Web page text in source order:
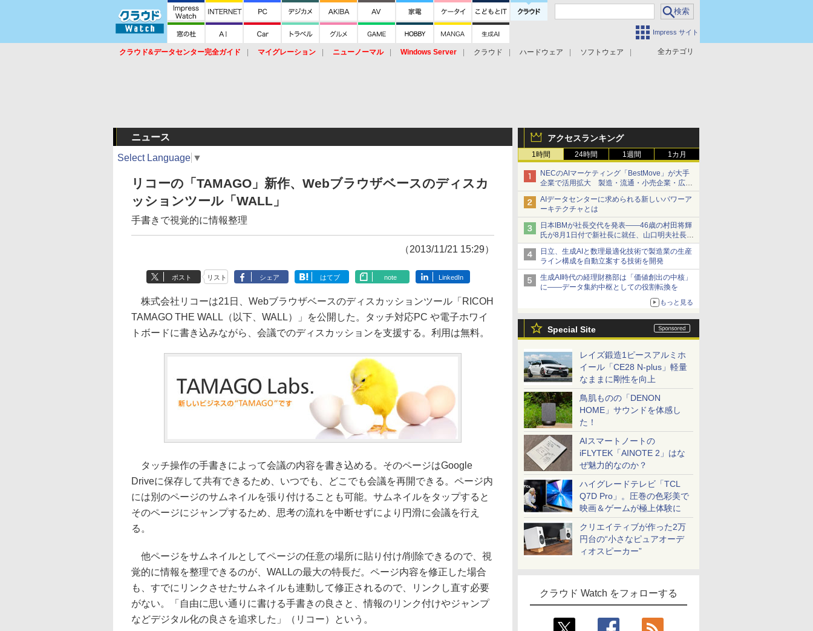
Impress サイト
全カテゴリ
クラウド&データセンター完全ガイド マイグレーション ニューノーマル Windows Server クラウド ハードウェア
ソフトウェア
アクセスランキング
1時間 24時間 1週間 1カ月
NECのAIマーケティング「BestMove」が大手
企業で活用拡大 製造・流通・小売企業・広告
代理店などが実装フェーズへ
AIデータセンターに求められる新しいパワーア
ーキテクチャとは
日本IBMが社長交代を発表――46歳の村田将輝
氏が8月1日付で新社長に就任、山口明夫社長は
会長へ
日立、生成AIと数理最適化技術で製造業の生産
ライン構成を自動立案する技術を開発
生成AI時代の経理財務部は「価値創出の中核」
に――データ集約中枢としての役割転換を
もっと見る
Special Site
レイズ鍛造1ピースアルミホ
イール「CE28 N-plus」軽量
なままに剛性を向上
鳥肌ものの「DENON
HOME」サウンドを体感し
た！
AIスマートノートの
iFLYTEK「AINOTE 2」はな
ぜ魅力的なのか？
ハイグレードテレビ「TCL
Q7D Pro」。圧巻の色彩美で
映画＆ゲームが極上体験に
クリエイティブが作った2万
円台の“小さなピュアオーデ
ィオスピーカー”
クラウド Watch をフォローする
ニュース
Select Language ▼
リコーの「TAMAGO」新作、Webブラウザベースのディスカ
ッションツール「WALL」
手書きで視覚的に情報整理
（2013/11/21 15:29）
ポスト リスト シェア はてブ note LinkedIn
株式会社リコーは21日、Webブラウザベースのディスカッションツール「RICOH
TAMAGO THE WALL（以下、WALL）」を公開した。タッチ対応PC や電子ホワイ
トボードに書き込みながら、会議でのディスカッションを支援する。利用は無料。
タッチ操作の手書きによって会議の内容を書き込める。そのページはGoogle
Driveに保存して共有できるため、いつでも、どこでも会議を再開できる。ページ内
には別のページのサムネイルを張り付けることも可能。サムネイルをタップすると
そのページにジャンプするため、思考の流れを中断せずにより円滑に会議を行え
る。
他ページをサムネイルとしてページの任意の場所に貼り付け/削除できるので、視
覚的に情報を整理できるのが、WALLの最大の特長だ。ページ内容を修正した場合
も、すでにリンクさせたサムネイルも連動して修正されるので、リンクし直す必要
がない。「自由に思い通りに書ける手書きの良さと、情報のリンク付けやジャンプ
などデジタル化の良さを追求した」（リコー）という。